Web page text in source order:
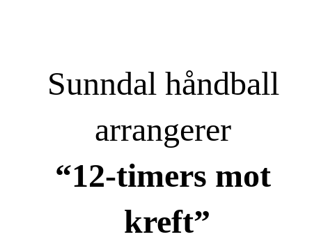
Sunndal håndball
arrangerer
“12-timers mot
kreft”